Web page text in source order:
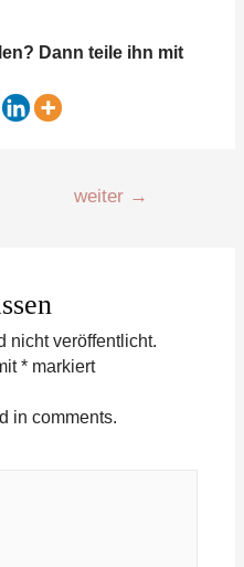
Dann teile ihn mit
weiter →
nicht veröffentlicht.
*markiert
in comments.